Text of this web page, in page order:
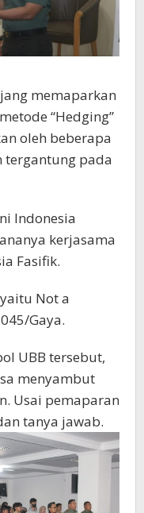
memaparkan
“Hedging”
oleh beberapa
tergantung pada
Indonesia
kerjasama
Fasifik.
Not a
Gaya.
UBB tersebut,
menyambut
Usai pemaparan
tanya jawab.